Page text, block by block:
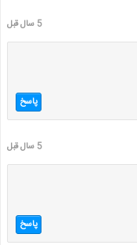
5 سال قبل
پاسخ
5 سال قبل
پاسخ